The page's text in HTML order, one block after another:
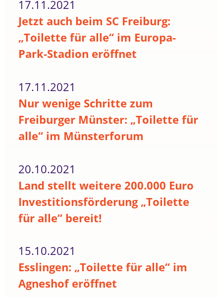
17.11.2021
Jetzt auch beim SC Freiburg:
„Toilette für alle“ im Europa-
Park-Stadion eröffnet
17.11.2021
Nur wenige Schritte zum
Freiburger Münster: „Toilette für
alle“ im Münsterforum
20.10.2021
Land stellt weitere 200.000 Euro
Investitionsförderung „Toilette
für alle“ bereit!
15.10.2021
Esslingen: „Toilette für alle“ im
Agneshof eröffnet